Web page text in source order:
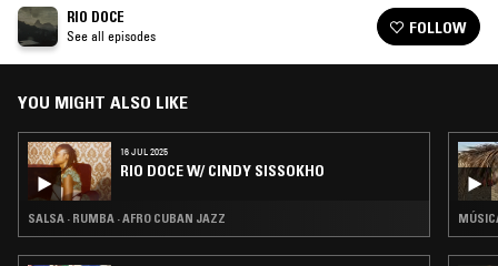
RIO DOCE
See all episodes FOLLOW
YOU MIGHT ALSO LIKE
16 JUL 2025
RIO DOCE W/ CINDY SISSOKHO
SALSA · RUMBA · AFRO CUBAN JAZZ